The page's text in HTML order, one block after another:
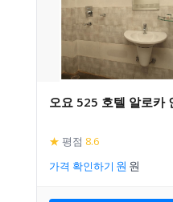
오요 525 호텔 알로카
★ 평점 8.6
가격 확인하기